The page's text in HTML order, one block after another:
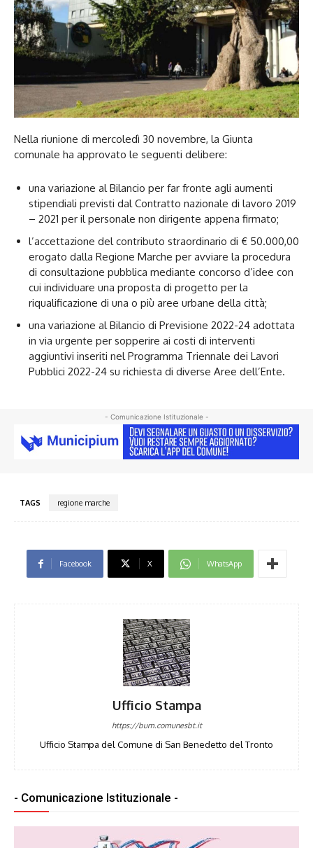
Nella riunione di mercoledì 30 novembre, la Giunta
comunale ha approvato le seguenti delibere:
una variazione al Bilancio per far fronte agli aumenti
stipendiali previsti dal Contratto nazionale di lavoro 2019
– 2021 per il personale non dirigente appena firmato;
l’accettazione del contributo straordinario di € 50.000,00
erogato dalla Regione Marche per avviare la procedura
di consultazione pubblica mediante concorso d’idee con
cui individuare una proposta di progetto per la
riqualificazione di una o più aree urbane della città;
una variazione al Bilancio di Previsione 2022-24 adottata
in via urgente per sopperire ai costi di interventi
aggiuntivi inseriti nel Programma Triennale dei Lavori
Pubblici 2022-24 su richiesta di diverse Aree dell’Ente.
- Comunicazione Istituzionale -
TAGS regione marche
Facebook X WhatsApp
Ufficio Stampa
https://bum.comunesbt.it
Ufficio Stampa del Comune di San Benedetto del Tronto
- Comunicazione Istituzionale -